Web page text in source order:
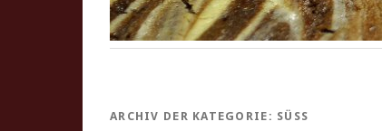
ARCHIV DER KATEGORIE: SÜSS